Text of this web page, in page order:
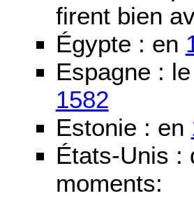
firent bien
Égypte : en
Espagne :
1582
Estonie : en
États-Unis :
moments: